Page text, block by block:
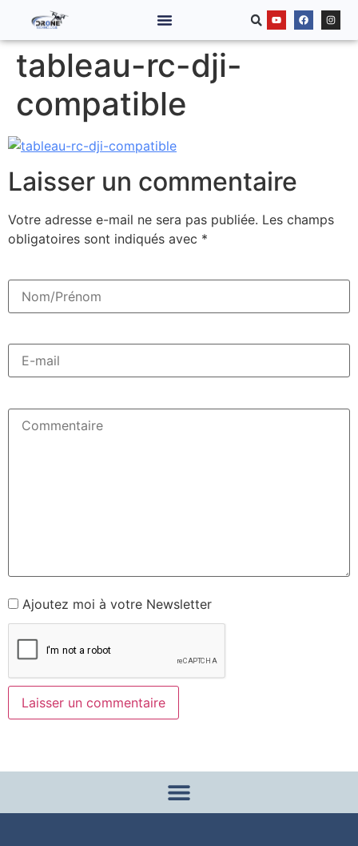
tableau-rc-dji-
compatible
Laisser un commentaire
Votre adresse e-mail ne sera pas publiée. Les champs
obligatoires sont indiqués avec *
Ajoutez moi à votre Newsletter